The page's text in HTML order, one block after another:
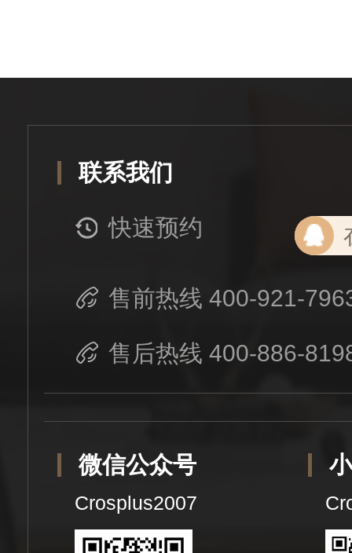
联系我们
快速预约
售前热线 400-921-
售后热线 400-886-
微信公众号
Crosplus2007